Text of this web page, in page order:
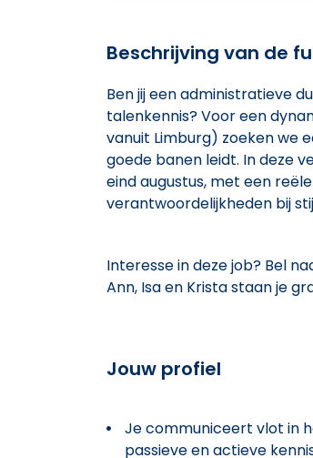
Beschrijving van de
Ben jij een administratieve
talenkennis? Voor een
vanuit Limburg) zoeken we
goede banen leidt. In deze
eind augustus, met een
verantwoordelijkheden bij
Interesse in deze job? Bel
Ann, Isa en Krista staan je
Jouw profiel
Je communiceert vlot in
passieve en actieve